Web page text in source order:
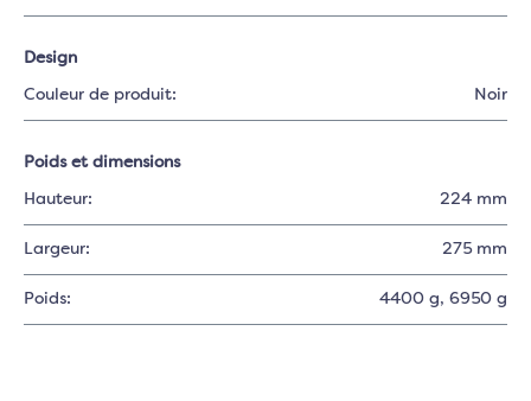
Design
Couleur de produit: Noir
Poids et dimensions
Hauteur: 224 mm
Largeur: 275 mm
Poids: 4400 g, 6950 g